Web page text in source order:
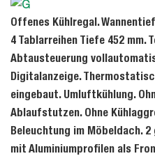
Offenes Kühlregal.
4 Tablarreihen Tiefe 452 mm.
Abtausteuerung
Digitalanzeige.
eingebaut. Umluftkühlung.
Ablaufstutzen. Ohne
Beleuchtung im Möbeldach.
mit Aluminiumprofilen als